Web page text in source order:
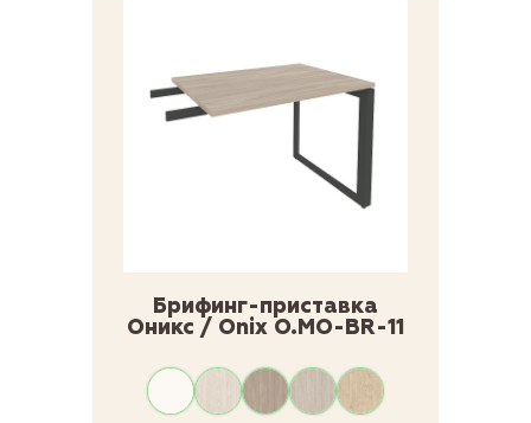
Брифинг-приставка
Оникс / Onix O.MO-BR-11